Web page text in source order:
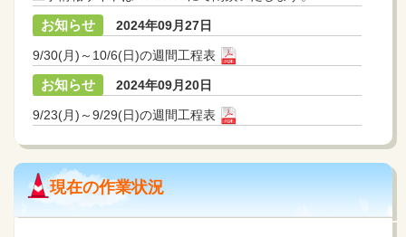
お知らせ 2024年09月27日
9/30(月)～10/6(日)の週間工程表
お知らせ 2024年09月20日
9/23(月)～9/29(日)の週間工程表
お知らせ 2024年09月13日
9/16(月)～9/22(日)の週間工程表
現在の作業状況